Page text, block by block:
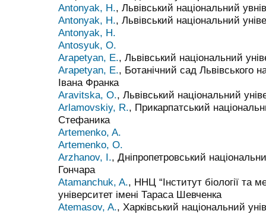
Antonyak, H., Львівський національний
Antonyak, H., Львівський національний
Antonyak, H.
Antosyuk, O.
Arapetyan, E., Львівський національний
Arapetyan, E., Ботанічний сад Львівського
Івана Франка
Aravitska, O., Львівський національний
Arlamovskіy, R., Прикарпатський
Стефаника
Artemenko, A.
Artemenko, O.
Arzhanov, I., Дніпропетровський
Гончара
Atamanchuk, A., ННЦ “Інститут біології та
університет імені Тараса Шевченка
Atemasov, A., Харківський національний